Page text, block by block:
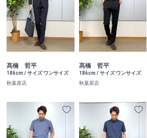
髙橋 哲平
186cm / サイズ ワンサイズ
秋葉原店
髙橋 哲平
186cm / サイズ ワンサイズ
秋葉原店